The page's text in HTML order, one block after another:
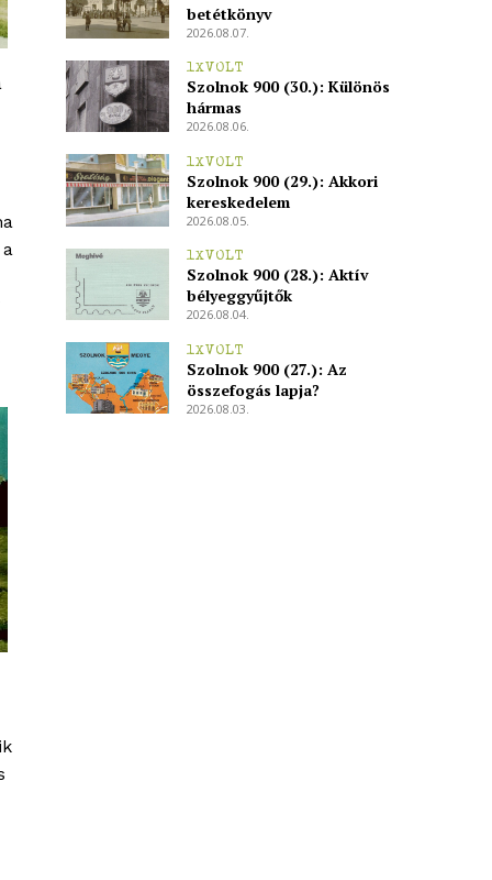
betétkönyv
2026.08.07.
1XVOLT
Szolnok 900 (30.): Különös
hármas
2026.08.06.
1XVOLT
Szolnok 900 (29.): Akkori
kereskedelem
2026.08.05.
1XVOLT
Szolnok 900 (28.): Aktív
bélyeggyűjtők
2026.08.04.
1XVOLT
Szolnok 900 (27.): Az
összefogás lapja?
2026.08.03.